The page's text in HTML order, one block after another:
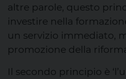
altre parole, questo
investire nella
un servizio immediato,
promozione della
Il secondo principio è